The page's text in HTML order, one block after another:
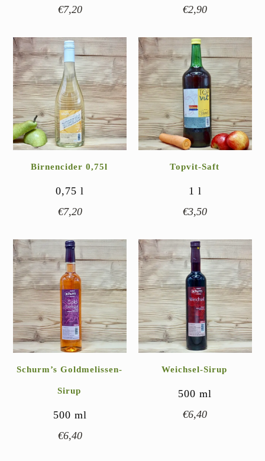
€7,20
€2,90
Birnencider 0,75l
0,75l
€7,20
Topvit-Saft
1 l
€3,50
Schurm’s Goldmelissen-
Sirup
500 ml
€6,40
Weichsel-Sirup
500ml
€6,40